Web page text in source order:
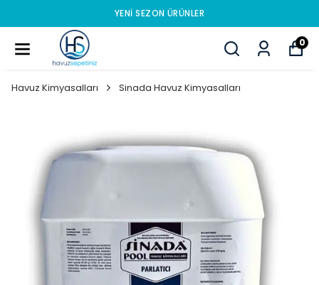
YENI SEZON ÜRÜNLER
0
Havuz Kimyasalları Sinada Havuz Kimyasalları